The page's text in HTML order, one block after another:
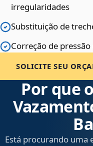
irregularidades
Substituição de
Correção de
SOLICITE SEU
Por que
Está procurando uma